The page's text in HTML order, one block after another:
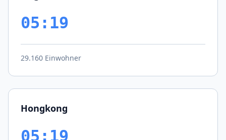
05:19
29.160 Einwohner
Hongkong
05:19